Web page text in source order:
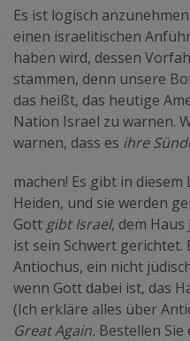
Es ist logisch
einen israelitischen
haben wird, dessen
stammen, denn unsere
das heißt, das heutige
Nation Israel zu warnen.
warnen, dass es ihre
machen! Es gibt in
Heiden, und sie werden
Gott gibt Israel, dem Haus
ist sein Schwert gerichtet.
Antiochus, ein nicht
wenn Gott dabei ist, das
(Ich erkläre alles über
Great Again. Bestellen